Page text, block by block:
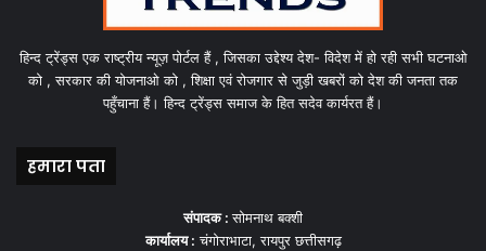
हिन्द ट्रेंड्स एक राष्ट्रीय न्यूज़ पोर्टल हैं , जिसका उद्देश्य देश- विदेश में हो रही सभी घटनाओ
को , सरकार की योजनाओ को , शिक्षा एवं रोजगार से जुड़ी खबरों को देश की जनता तक
पहुँचाना हैं। हिन्द ट्रेंड्स समाज के हित सदेव कार्यरत हैं।
हमारा पता
संपादक :सोमनाथ बक्शी
कार्यालय : चंगोराभाटा, रायपुर छत्तीसगढ़